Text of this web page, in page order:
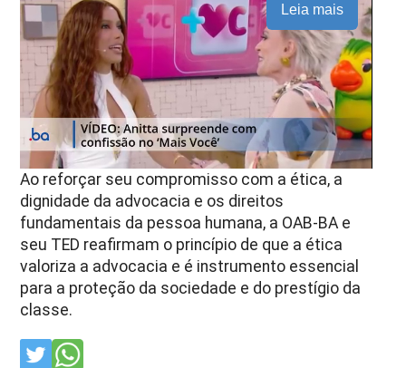
Leia mais
Ao reforçar seu compromisso com a ética, a
dignidade da advocacia e os direitos
fundamentais da pessoa humana, a OAB-BA e
seu TED reafirmam o princípio de que a ética
valoriza a advocacia e é instrumento essencial
para a proteção da sociedade e do prestígio da
classe.